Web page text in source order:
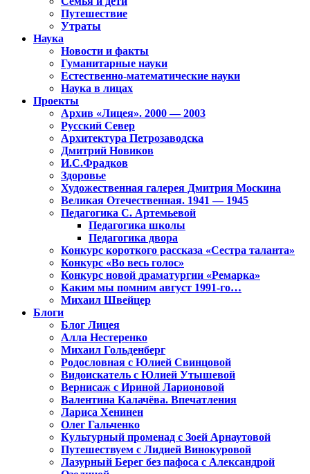
Путешествие
Утраты
Наука
Новости и факты
Гуманитарные науки
Естественно-математические науки
Наука в лицах
Проекты
Архив «Лицея». 2000 — 2003
Русский Север
Архитектура Петрозаводска
Дмитрий Новиков
И.С.Фрадков
Здоровье
Художественная галерея Дмитрия Москина
Великая Отечественная. 1941 — 1945
Педагогика С. Артемьевой
Педагогика школы
Педагогика двора
Конкурс короткого рассказа «Сестра таланта»
Конкурс «Во весь голос»
Конкурс новой драматургии «Ремарка»
Каким мы помним август 1991-го…
Михаил Швейцер
Блоги
Блог Лицея
Алла Нестеренко
Михаил Гольденберг
Родословная с Юлией Свинцовой
Видоискатель с Юлией Утышевой
Вернисаж с Ириной Ларионовой
Валентина Калачёва. Впечатления
Лариса Хенинен
Олег Гальченко
Культурный променад с Зоей Арнаутовой
Путешествуем с Лидией Винокуровой
Лазурный Берег без пафоса с Александрой